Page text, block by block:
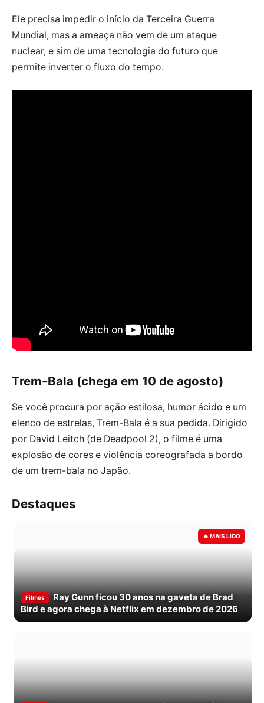
Ele precisa impedir o início da Terceira Guerra
Mundial, mas a ameaça não vem de um ataque
nuclear, e sim de uma tecnologia do futuro que
permite inverter o fluxo do tempo.
Trem-Bala (chega em 10 de agosto)
Se você procura por ação estilosa, humor ácido e um
elenco de estrelas, Trem-Bala é a sua pedida. Dirigido
por David Leitch (de Deadpool 2), o filme é uma
explosão de cores e violência coreografada a bordo
de um trem-bala no Japão.
Destaques
Filmes
Ray Gunn ficou 30 anos na gaveta de Brad
Bird e agora chega à Netflix em dezembro de 2026